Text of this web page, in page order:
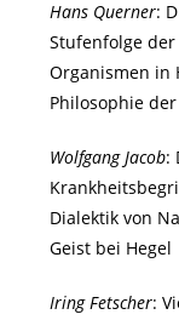
Hans Querner:
Stufenfolge der
Organismen in
Philosophie
Wolfgang Jacob:
Dialektik von
Geist bei Hegel
Iring Fetscher: